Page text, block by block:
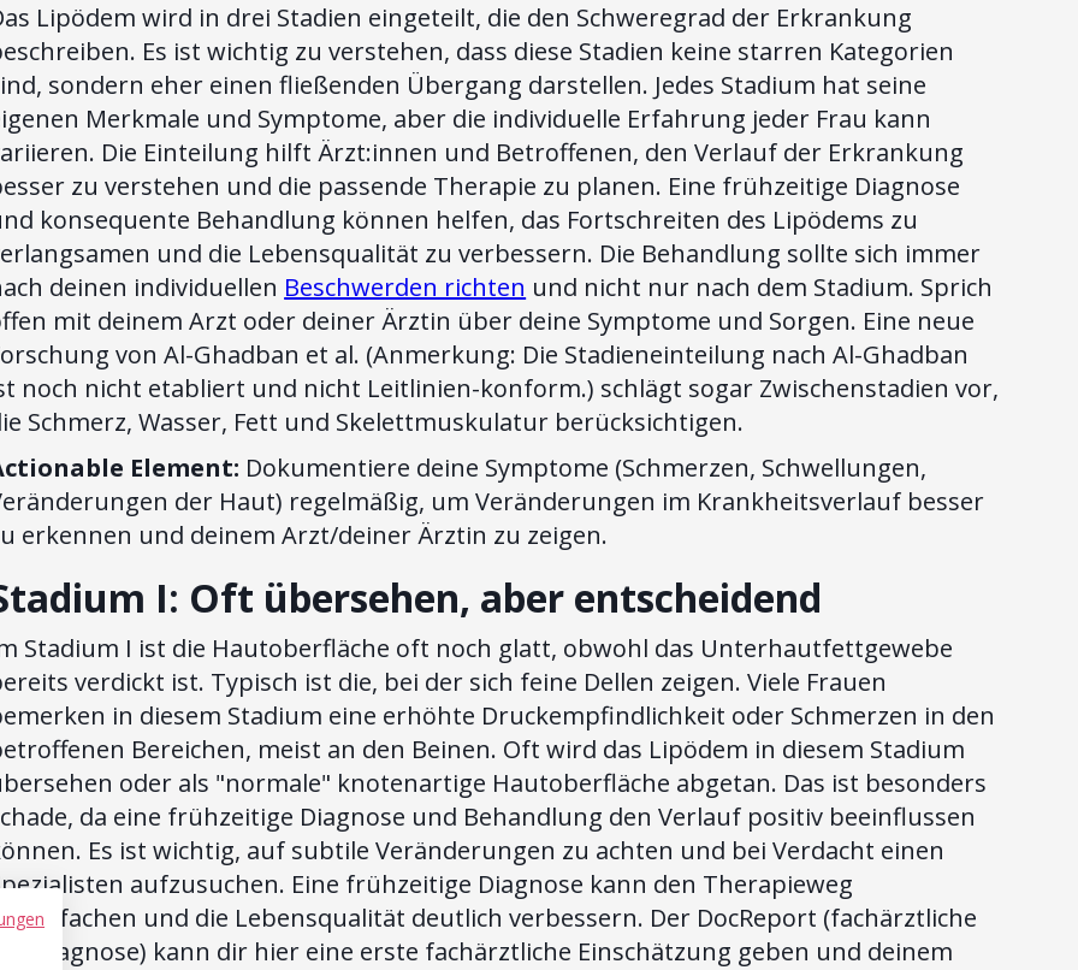
Lipödem wird in drei Stadien eingeteilt, die den Schweregrad der Erkrankung
Es ist wichtig zu verstehen, dass diese Stadien keine starren Kategorien
sondern eher einen fließenden Übergang darstellen. Jedes Stadium hat seine
Merkmale und Symptome, aber die individuelle Erfahrung jeder Frau kann
Die Einteilung hilft Ärzt:innen und Betroffenen, den Verlauf der Erkrankung
zu verstehen und die passende Therapie zu planen. Eine frühzeitige Diagnose
konsequente Behandlung können helfen, das Fortschreiten des Lipödems zu
und die Lebensqualität zu verbessern. Die Behandlung sollte sich immer
deinen individuellen Beschwerden richten und nicht nur nach dem Stadium. Sprich
mit deinem Arzt oder deiner Ärztin über deine Symptome und Sorgen. Eine neue
von Al-Ghadban et al. (Anmerkung: Die Stadieneinteilung nach Al-Ghadban
noch nicht etabliert und nicht Leitlinien-konform.) schlägt sogar Zwischenstadien vor,
Schmerz, Wasser, Fett und Skelettmuskulatur berücksichtigen.
Element: Dokumentiere deine Symptome (Schmerzen, Schwellungen,
der Haut) regelmäßig, um Veränderungen im Krankheitsverlauf besser
erkennen und deinem Arzt/deiner Ärztin zu zeigen.
I: Oft übersehen, aber entscheidend
Stadium I ist die Hautoberfläche oft noch glatt, obwohl das Unterhautfettgewebe
verdickt ist. Typisch ist die, bei der sich feine Dellen zeigen. Viele Frauen
in diesem Stadium eine erhöhte Druckempfindlichkeit oder Schmerzen in den
Bereichen, meist an den Beinen. Oft wird das Lipödem in diesem Stadium
oder als "normale" knotenartige Hautoberfläche abgetan. Das ist besonders
da eine frühzeitige Diagnose und Behandlung den Verlauf positiv beeinflussen
Es ist wichtig, auf subtile Veränderungen zu achten und bei Verdacht einen
aufzusuchen. Eine frühzeitige Diagnose kann den Therapieweg
und die Lebensqualität deutlich verbessern. Der DocReport (fachärztliche
Telediagnose) kann dir hier eine erste fachärztliche Einschätzung geben und deinem